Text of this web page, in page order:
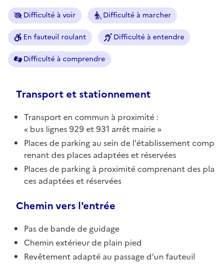
Difficulté à voir Difficulté à marcher
En fauteuil roulant Difficulté à entendre
Difficulté à comprendre
Transport et stationnement
Transport en commun à proximité :
bus lignes 929 et 931 arrêt mairie
Places de parking au sein de l'établissement comp
renant des places adaptées et réservées
Places de parking à proximité comprenant des pla
ces adaptées et réservées
Chemin vers l'entrée
Pas de bande de guidage
Chemin extérieur de plain pied
Revêtement adapté au passage d’un fauteuil